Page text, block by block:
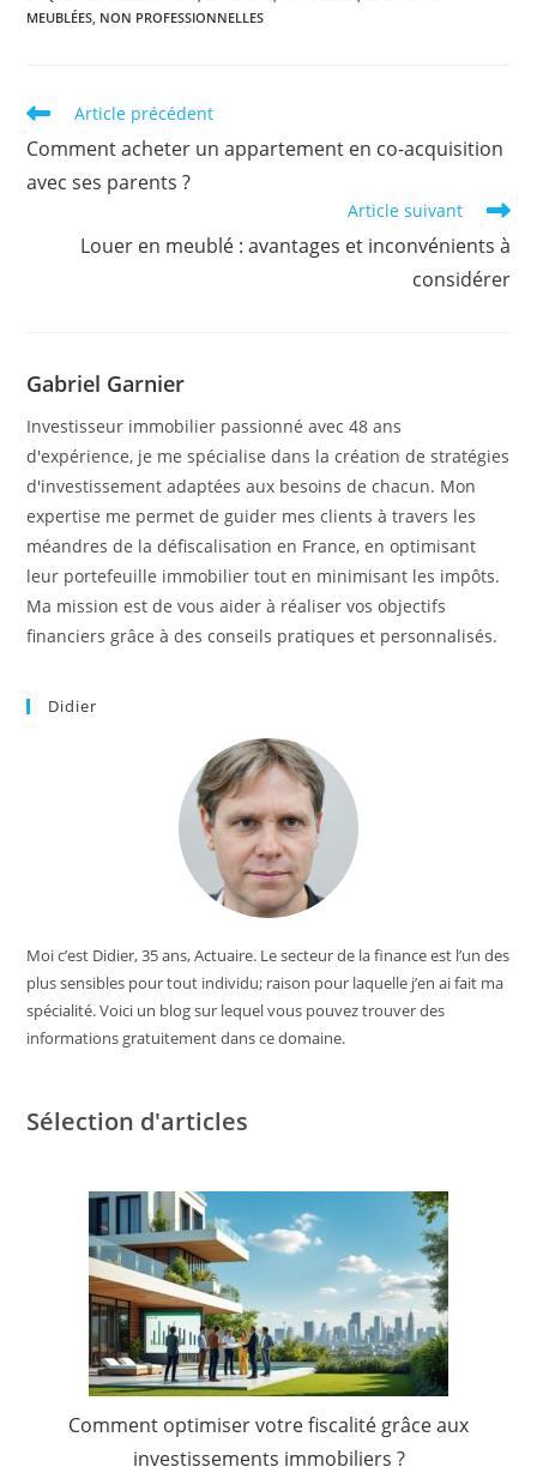
MEUBLÉES NON PROFESSIONNELLES
Read
articles
Article précédent
Comment acheter un appartement en co-acquisition
avec ses parents ?
Article suivant
Louer en meublé : avantages et inconvénients à
considérer
Gabriel Garnier
Investisseur immobilier passionné avec 48 ans
d'expérience, je me spécialise dans la création de stratégies
d'investissement adaptées aux besoins de chacun. Mon
expertise me permet de guider mes clients à travers les
méandres de la défiscalisation en France, en optimisant
leur portefeuille immobilier tout en minimisant les impôts.
Ma mission est de vous aider à réaliser vos objectifs
financiers grâce à des conseils pratiques et personnalisés.
Didier
Moi c’est Didier, 35 ans, Actuaire. Le secteur de la finance est l’un des
plus sensibles pour tout individu; raison pour laquelle j’en ai fait ma
spécialité. Voici un blog sur lequel vous pouvez trouver des
informations gratuitement dans ce domaine.
Sélection d'articles
Comment optimiser votre fiscalité grâce aux
investissements immobiliers ?